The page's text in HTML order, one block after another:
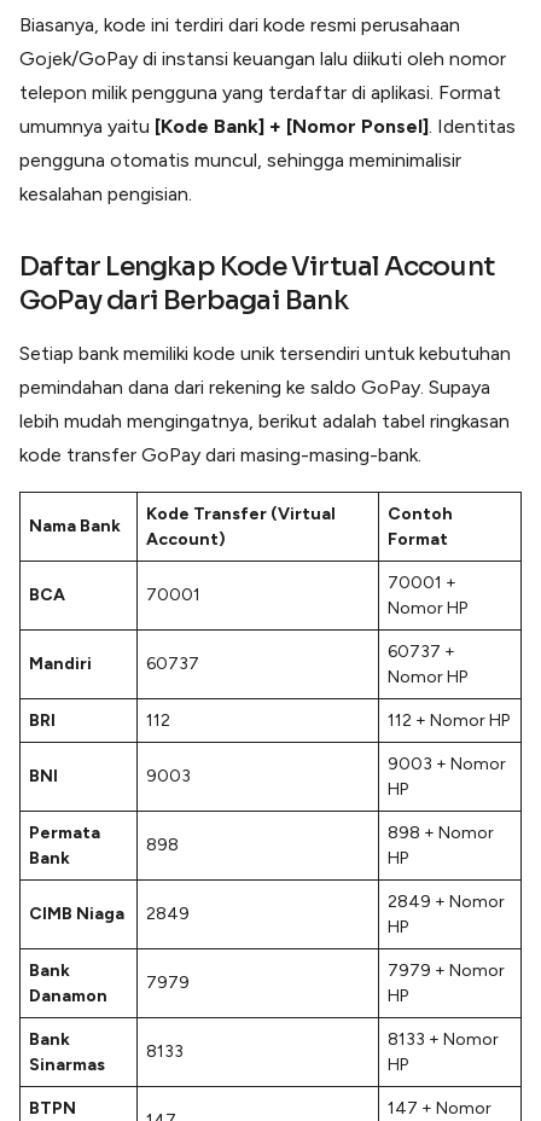
Biasanya, kode ini terdiri dari kode resmi perusahaan
Gojek/GoPay di instansi keuangan lalu diikuti oleh nomor
telepon milik pengguna yang terdaftar di aplikasi. Format
umumnya yaitu [Kode Bank] + [Nomor Ponsel]. Identitas
pengguna otomatis muncul, sehingga meminimalisir
kesalahan pengisian.
Daftar Lengkap Kode Virtual Account
GoPaydari Berbagai Bank
Setiap bank memiliki kode unik tersendiri untuk kebutuhan
pemindahan dana dari rekening ke saldo GoPay. Supaya
lebih mudah mengingatnya, berikut adalah tabel ringkasan
kode transfer GoPay dari masing-masing-bank.
Nama Bank
Kode Transfer (Virtual
Account)
Contoh
Format
BCA 70001
70001 +
Nomor HP
Mandiri 60737
60737 +
Nomor HP
BRI 112 112 + Nomor HP
BNI 9003
9003 + Nomor
HP
Permata
Bank
898
898 + Nomor
HP
CIMB Niaga 2849
2849 + Nomor
HP
Bank
Danamon
7979
7979 + Nomor
HP
Bank
Sinarmas
8133
8133 + Nomor
HP
BTPN 147 + Nomor